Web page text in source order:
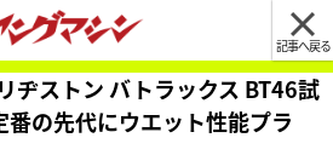
記事へ戻る
ヂストン バトラックス BT46試
番の先代にウエット性能プラ